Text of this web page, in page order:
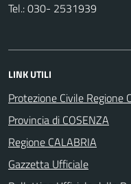
Tel.: 030- 2531939
LINK UTILI
Protezione Civile Regione
Provincia di COSENZA
Regione CALABRIA
Gazzetta Ufficiale